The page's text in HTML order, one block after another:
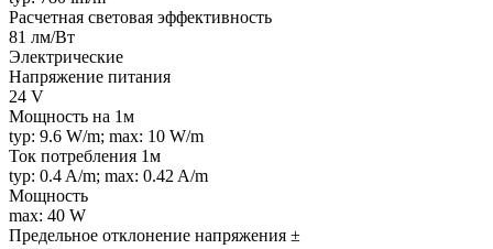
Расчетная световая эффективность
81 лм/Вт
Электрические
Напряжение питания
24 V
Мощность на 1м
typ: 9.6 W/m; max: 10 W/m
Ток потребления 1м
typ: 0.4 A/m; max: 0.42 A/m
Мощность
max: 40 W
Предельное отклонение напряжения ±